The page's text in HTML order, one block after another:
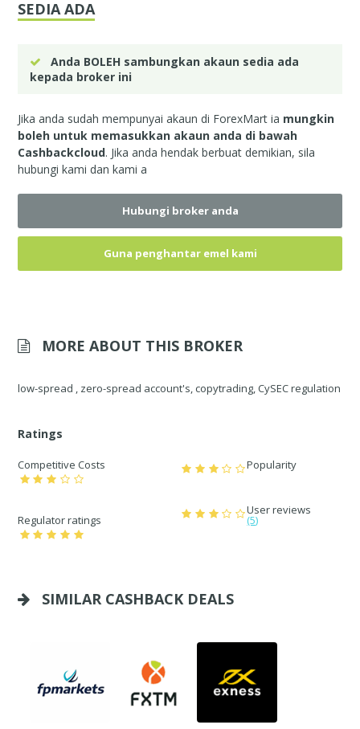
SEDIA ADA
Anda BOLEH sambungkan akaun sedia ada
kepada broker ini
Jika anda sudah mempunyai akaun di ForexMart ia mungkin
boleh untuk memasukkan akaun anda di bawah
Cashbackcloud. Jika anda hendak berbuat demikian, sila
hubungi kami dan kami a
Hubungi broker anda
Guna penghantar emel kami
MORE ABOUT THIS BROKER
low-spread , zero-spread account's, copytrading, CySEC regulation
Ratings
Competitive Costs Popularity
Regulator ratings
User reviews
(5)
SIMILAR CASHBACK DEALS